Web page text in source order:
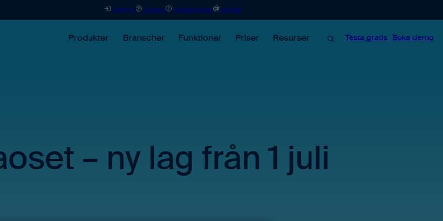
Logga in Support Uppdateringar Kontakt
Produkter Branscher Funktioner Priser Resurser SökTesta gratis Boka demo
– ny lag från 1 juli